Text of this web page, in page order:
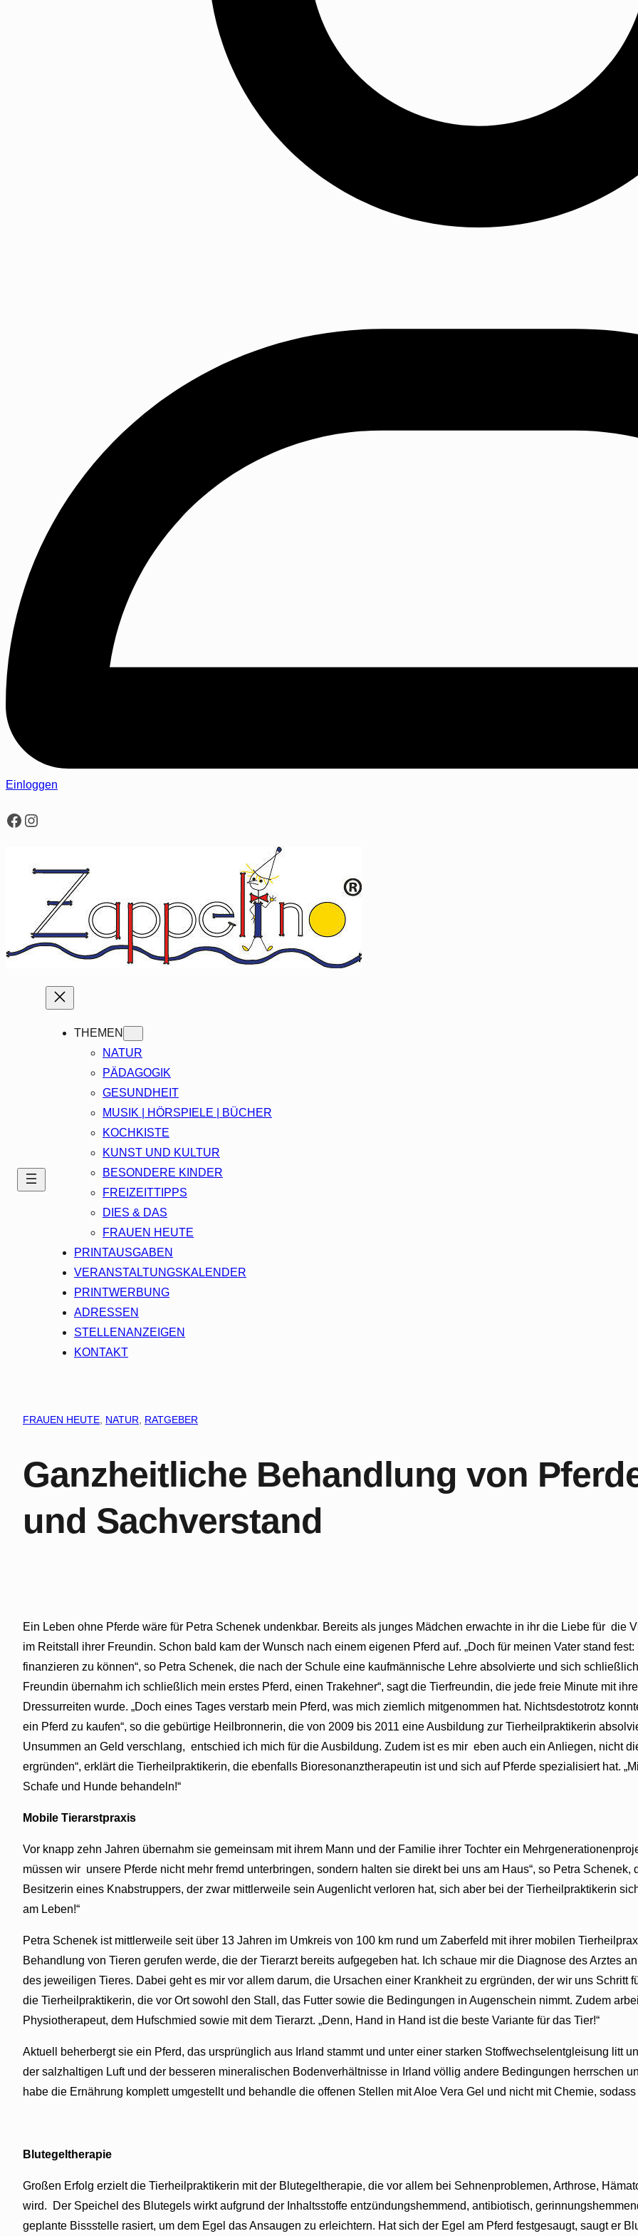
Einloggen
Facebook
Instagram
THEMEN
NATUR
PÄDAGOGIK
GESUNDHEIT
MUSIK | HÖRSPIELE | BÜCHER
KOCHKISTE
KUNST UND KULTUR
BESONDERE KINDER
FREIZEITTIPPS
DIES & DAS
FRAUEN HEUTE
PRINTAUSGABEN
VERANSTALTUNGSKALENDER
PRINTWERBUNG
ADRESSEN
STELLENANZEIGEN
KONTAKT
FRAUEN HEUTE NATUR RATGEBER
Ganzheitliche Behandlung von
und Sachverstand
Ein Leben ohne Pferde wäre für Petra Schenek undenkbar. Bereits als junges Mädchen erwachte in ihr die Liebe für die
im Reitstall ihrer Freundin. Schon bald kam der Wunsch nach einem eigenen Pferd auf. „Doch für meinen Vater stand
finanzieren zu können“, so Petra Schenek, die nach der Schule eine kaufmännische Lehre absolvierte und sich
Freundin übernahm ich schließlich mein erstes Pferd, einen Trakehner“, sagt die Tierfreundin, die jede freie Minute mit
Dressurreiten wurde. „Doch eines Tages verstarb mein Pferd, was mich ziemlich mitgenommen hat. Nichtsdestotrotz
ein Pferd zu kaufen“, so die gebürtige Heilbronnerin, die von 2009 bis 2011 eine Ausbildung zur Tierheilpraktikerin
Unsummen an Geld verschlang, entschied ich mich für die Ausbildung. Zudem ist es mir eben auch ein Anliegen, nicht
ergründen“, erklärt die Tierheilpraktikerin, die ebenfalls Bioresonanztherapeutin ist und sich auf Pferde spezialisiert hat.
Schafe und Hunde behandeln!“
Mobile Tierarstpraxis
Vor knapp zehn Jahren übernahm sie gemeinsam mit ihrem Mann und der Familie ihrer Tochter ein
müssen wir unsere Pferde nicht mehr fremd unterbringen, sondern halten sie direkt bei uns am Haus“, so Petra
Besitzerin eines Knabstruppers, der zwar mittlerweile sein Augenlicht verloren hat, sich aber bei der Tierheilpraktikerin
am Leben!“
Petra Schenek ist mittlerweile seit über 13 Jahren im Umkreis von 100 km rund um Zaberfeld mit ihrer mobilen
Behandlung von Tieren gerufen werde, die der Tierarzt bereits aufgegeben hat. Ich schaue mir die Diagnose des Arztes
des jeweiligen Tieres. Dabei geht es mir vor allem darum, die Ursachen einer Krankheit zu ergründen, der wir uns Schritt
die Tierheilpraktikerin, die vor Ort sowohl den Stall, das Futter sowie die Bedingungen in Augenschein nimmt. Zudem
Physiotherapeut, dem Hufschmied sowie mit dem Tierarzt. „Denn, Hand in Hand ist die beste Variante für das Tier!“
Aktuell beherbergt sie ein Pferd, das ursprünglich aus Irland stammt und unter einer starken Stoffwechselentgleisung litt
der salzhaltigen Luft und der besseren mineralischen Bodenverhältnisse in Irland völlig andere Bedingungen herrschen
habe die Ernährung komplett umgestellt und behandle die offenen Stellen mit Aloe Vera Gel und nicht mit Chemie,
Blutegeltherapie
Großen Erfolg erzielt die Tierheilpraktikerin mit der Blutegeltherapie, die vor allem bei Sehnenproblemen, Arthrose,
wird. Der Speichel des Blutegels wirkt aufgrund der Inhaltsstoffe entzündungshemmend, antibiotisch,
geplante Bissstelle rasiert, um dem Egel das Ansaugen zu erleichtern. Hat sich der Egel am Pferd festgesaugt, saugt er